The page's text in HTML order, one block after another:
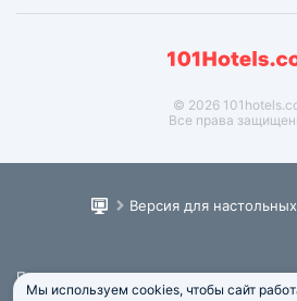
© 2026
Все права
Версия для
Пользовательское соглашение
Юридическая информация
Мы используем cookies, чтобы сайт